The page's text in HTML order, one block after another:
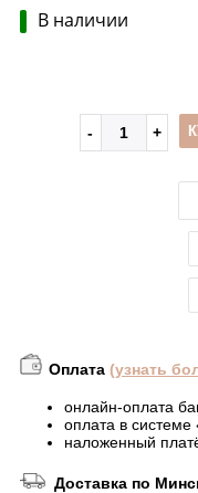
В наличии
Оплата (узнать
онлайн-оплата
оплата в
наложенный
Доставка по